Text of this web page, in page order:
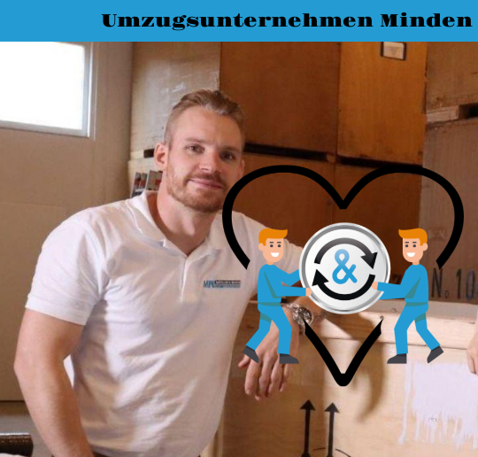
Umzugsunternehmen Minden